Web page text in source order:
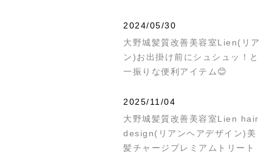
2024/05/30
大野城髪質改善美容室Lien(リア
ン)お出掛け前にシュシュッ！と
一振りな便利アイテム😊
2025/11/04
大野城髪質改善美容室Lien hair
design(リアンヘアデザイン)美
髪チャージプレミアムトリート